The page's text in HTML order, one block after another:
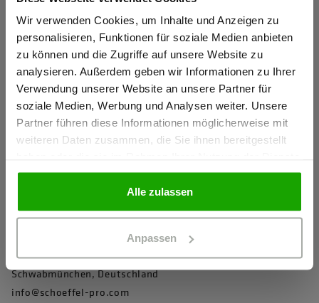
Wir verwenden Cookies, um Inhalte und Anzeigen zu
personalisieren, Funktionen für soziale Medien anbieten
zu können und die Zugriffe auf unsere Website zu
analysieren. Außerdem geben wir Informationen zu Ihrer
Verwendung unserer Website an unsere Partner für
soziale Medien, Werbung und Analysen weiter. Unsere
Partner führen diese Informationen möglicherweise mit
weiteren Daten zusammen, die Sie ihnen bereitgestellt
gesammelt haben.
Alle zulassen
Anpassen
343 Klasse 4/4/X
Verklebte Nähte
Robuster und abriebfester Außenstoff
Helmkompatible, abnehmbare, zweifach verstellbare Kapuze
mit Schild
Hochwertiges Jackenfutter für mehr Tragekomfort und
Schöffel PRO GmbH, Albert-Einstein-Strasse 1, 86830
Schwabmünchen, Deutschland
info@schoeffel-pro.com
Sind Sie
Gewerbetreibender?
Ich bestätige, dass ich Gewerbetreibender bin. Alle
Preise werden netto ausgewiesen.